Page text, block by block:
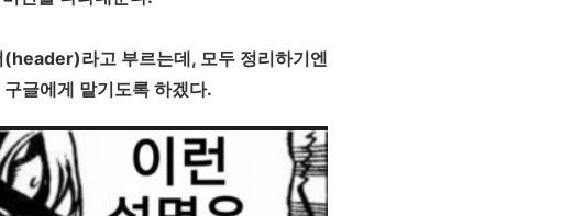
라고 부르는데, 모두 정리하기엔
글에게 맡기도록 하겠다.